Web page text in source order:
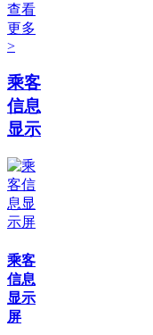
查看
更多
>
乘客
信息
显示
乘客
信息
显示
屏